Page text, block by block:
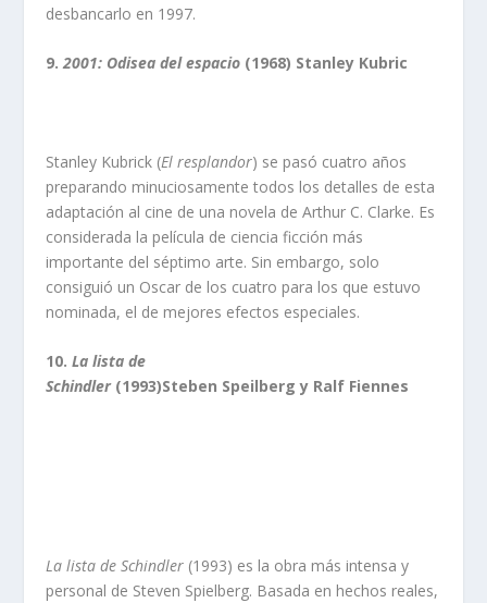
desbancarlo en 1997.
9.2001: Odisea del espacio (1968) Stanley Kubric
Stanley Kubrick (El resplandor) se pasó cuatro años
preparando minuciosamente todos los detalles de esta
adaptación al cine de una novela de Arthur C. Clarke. Es
considerada la película de ciencia ficción más
importante del séptimo arte. Sin embargo, solo
consiguió un Oscar de los cuatro para los que estuvo
nominada, el de mejores efectos especiales.
10.La lista de
Schindler(1993)Steben Speilberg y Ralf Fiennes
La lista de Schindler (1993) es la obra más intensa y
personal de Steven Spielberg. Basada en hechos reales,